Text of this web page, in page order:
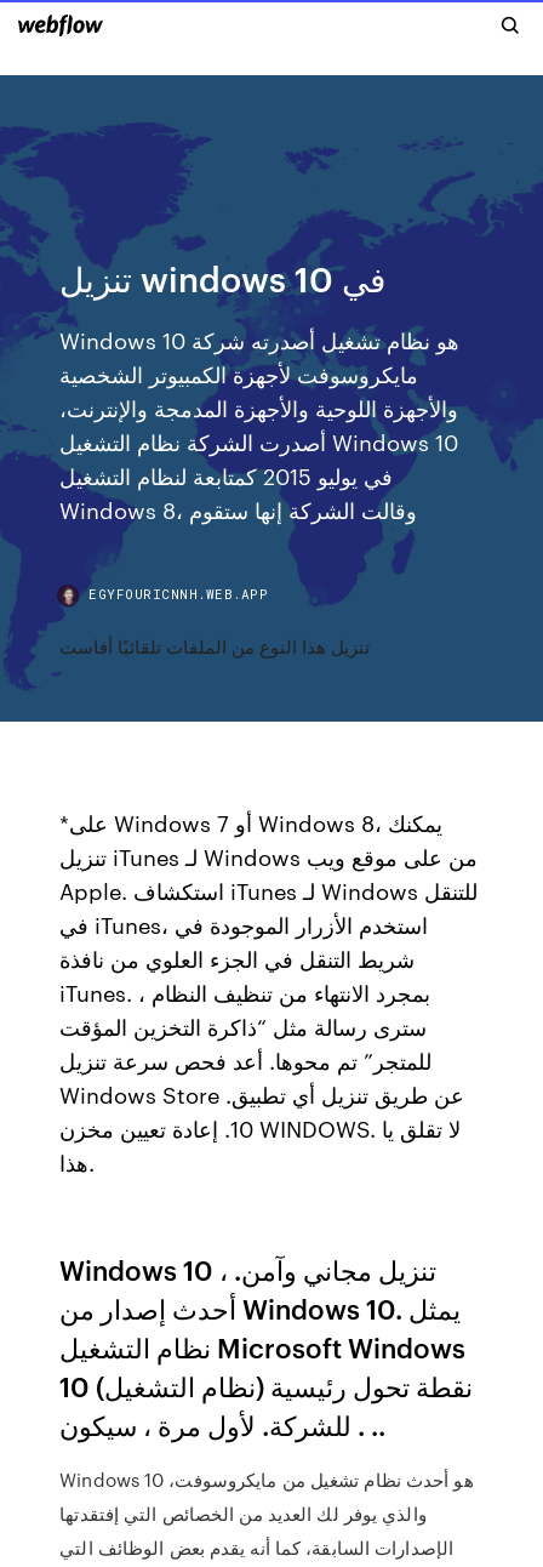
تنزيل windows 10 في
Windows 10 هو نظام تشغيل أصدرته شركة
مايكروسوفت لأجهزة الكمبيوتر الشخصية
والأجهزة اللوحية والأجهزة المدمجة والإنترنت،
أصدرت الشركة نظام التشغيل Windows 10
في يوليو 2015 كمتابعة لنظام التشغيل
Windows 8، وقالت الشركة إنها ستقوم
EGYFOURICNNH.WEB.APP
تنزيل هذا النوع من الملفات تلقائيًا أفاست
*على Windows 7 أو Windows 8، يمكنك
تنزيل iTunes لـ Windows من على موقع ويب
Apple. استكشاف iTunes لـ Windows للتنقل
في iTunes، استخدم الأزرار الموجودة في
شريط التنقل في الجزء العلوي من نافذة
iTunes. بمجرد الانتهاء من تنظيف النظام ،
سترى رسالة مثل “ذاكرة التخزين المؤقت
للمتجر” تم محوها. أعد فحص سرعة تنزيل
Windows Store عن طريق تنزيل أي تطبيق.
10. إعادة تعيين مخزن WINDOWS. لا تقلق يا
هذا.
Windows 10 ، تنزيل مجاني وآمن.
أحدث إصدار من Windows 10. يمثل
نظام التشغيل Microsoft Windows
10 (نظام التشغيل) نقطة تحول رئيسية
للشركة. لأول مرة ، سيكون . ..
Windows 10 هو أحدث نظام تشغيل من مايكروسوفت،
والذي يوفر لك العديد من الخصائص التي إفتقدتها
الإصدارات السابقة، كما أنه يقدم بعض الوظائف التي